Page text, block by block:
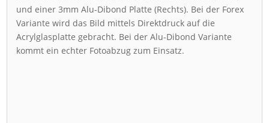
und einer 3mm Alu-Dibond Platte (Rechts). Bei der Forex
Variante wird das Bild mittels Direktdruck auf die
Acrylglasplatte gebracht. Bei der Alu-Dibond Variante
kommt ein echter Fotoabzug zum Einsatz.